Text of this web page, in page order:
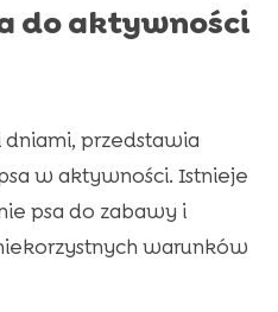
do aktywności
przedstawia
w aktywności. Istnieje
psa do zabawy i
warunków